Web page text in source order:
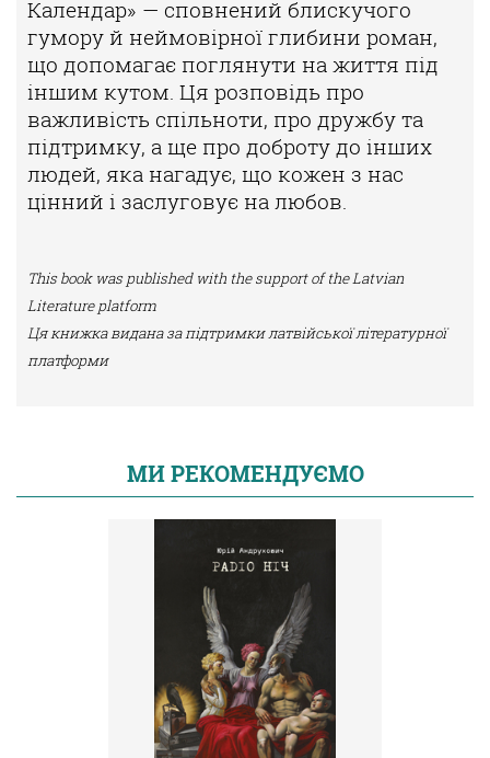
Календар» — сповнений блискучого
гумору й неймовірної глибини роман,
що допомагає поглянути на життя під
іншим кутом. Ця розповідь про
важливість спільноти, про дружбу та
підтримку, а ще про доброту до інших
людей, яка нагадує, що кожен з нас
цінний і заслуговує на любов.
This book was published with the support of the Latvian
Literature platform
Ця книжка видана за підтримки латвійської літературної
платформи
МИ РЕКОМЕНДУЄМО